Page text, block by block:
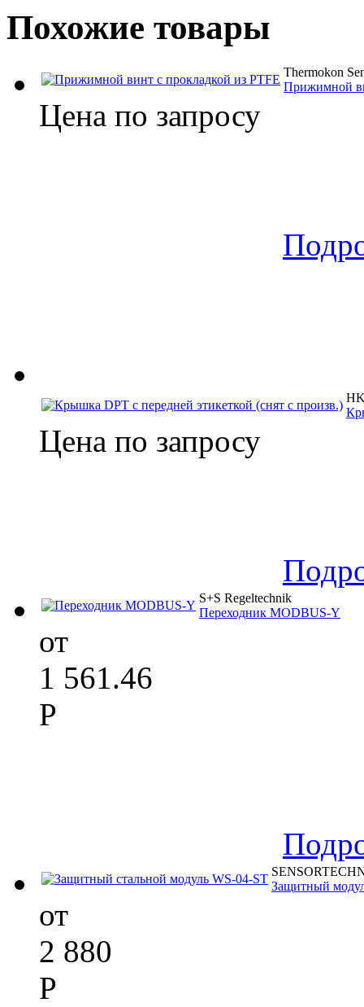
Похожие товары
Thermokon
Прижимной
Цена по запросу
Цена по запросу
S+S Regeltechnik
Переходник MODBUS-Y
от
1 561.46
Р
Защитный
от
2 880
Р